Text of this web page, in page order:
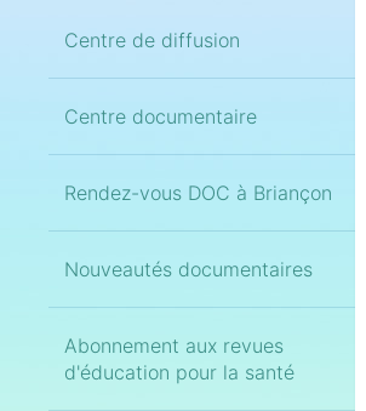
Centre de diffusion
Centre documentaire
Rendez-vous DOC à Briançon
Nouveautés documentaires
Abonnement aux revues
d'éducation pour la santé